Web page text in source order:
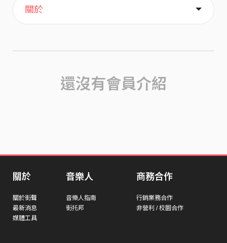
主頁
關於
還沒有會員介紹
關於
關於街聲
最新消息
媒體工具
音樂人
音樂人指南
街托邦
商務合作
行銷業務合作
非營利 / 校園合作